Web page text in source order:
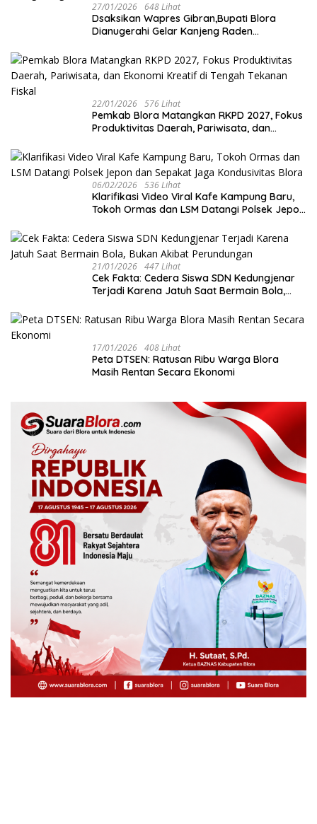
27/01/2026 648 Lihat
‎Dsaksikan Wapres Gibran,Bupati Blora
Dianugerahi Gelar Kanjeng Raden
Mangkunegaran
22/01/2026 576 Lihat
‎Pemkab Blora Matangkan RKPD 2027, Fokus
Produktivitas Daerah, Pariwisata, dan
06/02/2026 536 Lihat
‎Klarifikasi Video Viral Kafe Kampung Baru,
Tokoh Ormas dan LSM Datangi Polsek Jepon
21/01/2026 447 Lihat
Cek Fakta: Cedera Siswa SDN Kedungjenar
Terjadi Karena Jatuh Saat Bermain Bola,
17/01/2026 408 Lihat
‎Peta DTSEN: Ratusan Ribu Warga Blora
Masih Rentan Secara Ekonomi